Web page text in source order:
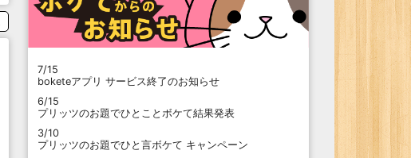
7/15
boketeアプリ サービス終了のお知らせ
6/15
プリッツのお題でひとことボケて結果発表
3/10
プリッツのお題でひと言ボケて キャンペーン